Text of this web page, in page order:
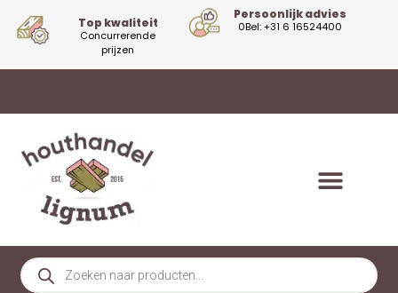
Top kwaliteit
Concurrerende
prijzen
Persoonlijk advies
0Bel: +31 6 16524400